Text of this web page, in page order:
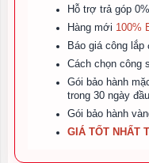
Hỗ trợ trả góp
Hàng mới 100%
Báo giá công
Cách chọn công
Gói bảo hành
trong 30 ngày
Gói bảo hành
GIÁ TỐT NHẤT